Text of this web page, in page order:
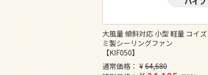
大風量 傾斜対応 小型 軽量 コイズ
ミ製シーリングファン
【KIF050】
通常価格
¥ 64,680